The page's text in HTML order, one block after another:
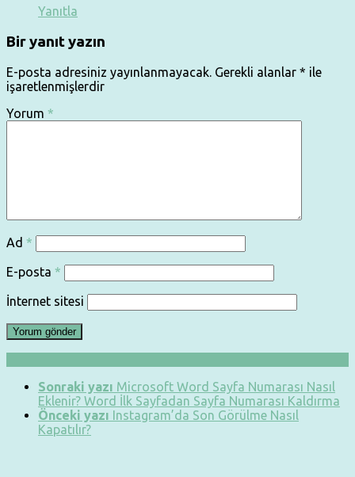
Yanıtla
Bir yanıt yazın
E-posta adresiniz yayınlanmayacak. Gerekli alanlar * ile
işaretlenmişlerdir
Yorum *
Ad *
E-posta *
İnternet sitesi
Sonraki yazı Microsoft Word Sayfa Numarası Nasıl
Eklenir? Word İlk Sayfadan Sayfa Numarası Kaldırma
Önceki yazı Instagram’da Son Görülme Nasıl
Kapatılır?